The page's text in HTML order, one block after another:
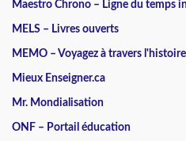
Maestro Chrono – Ligne du temps
MELS – Livres ouverts
MEMO – Voyagez à travers l'histoire
Mieux Enseigner.ca
Mr. Mondialisation
ONF – Portail éducation